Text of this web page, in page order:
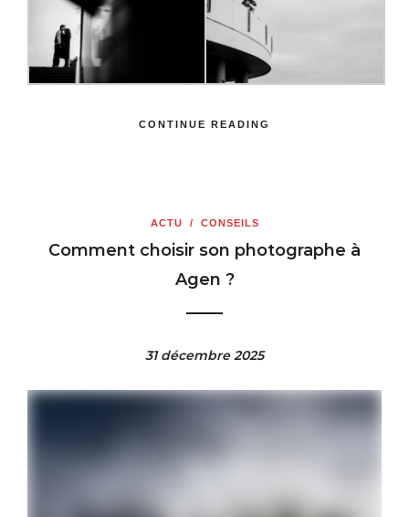
CONTINUE READING
ACTU / CONSEILS
Comment choisir son photographe à
Agen ?
31 décembre 2025